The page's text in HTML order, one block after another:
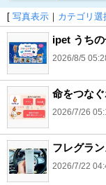
[ 写真表示 ｜ カテゴリ選
ipet うち
2026/8/5
命をつな
2026/7/26
フレグラン
2026/7/22